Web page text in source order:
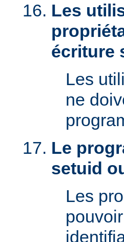
Les
écriture
Les
ne
Le
setuid
Les